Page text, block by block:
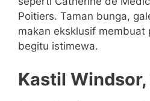
Poitiers. Taman bunga,
makan eksklusif membuat
begitu istimewa.
Kastil